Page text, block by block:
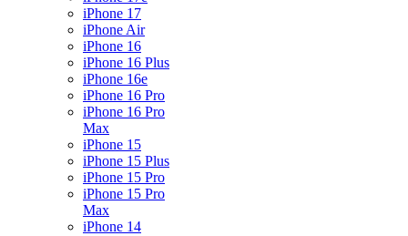
iPhone 17
iPhone Air
iPhone 16
iPhone 16 Plus
iPhone 16e
iPhone 16 Pro
iPhone 16 Pro
Max
iPhone 15
iPhone 15 Plus
iPhone 15 Pro
iPhone 15 Pro
Max
iPhone 14